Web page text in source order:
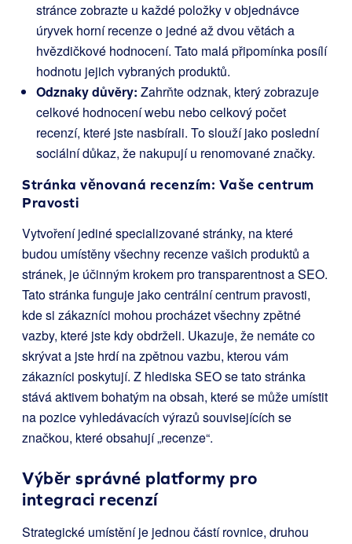
stránce zobrazte u každé položky v objednávce
úryvek horní recenze o jedné až dvou větách a
hvězdičkové hodnocení. Tato malá připomínka posílí
hodnotu jejich vybraných produktů.
Odznaky důvěry: Zahrňte odznak, který zobrazuje
celkové hodnocení webu nebo celkový počet
recenzí, které jste nasbírali. To slouží jako poslední
sociální důkaz, že nakupují u renomované značky.
Stránka věnovaná recenzím: Vaše centrum
Pravosti
Vytvoření jediné specializované stránky, na které
budou umístěny všechny recenze vašich produktů a
stránek, je účinným krokem pro transparentnost a SEO.
Tato stránka funguje jako centrální centrum pravosti,
kde si zákazníci mohou procházet všechny zpětné
vazby, které jste kdy obdrželi. Ukazuje, že nemáte co
skrývat a jste hrdí na zpětnou vazbu, kterou vám
zákazníci poskytují. Z hlediska SEO se tato stránka
stává aktivem bohatým na obsah, které se může umístit
na pozice vyhledávacích výrazů souvisejících se
značkou, které obsahují „recenze“.
Výběr správné platformy pro
integraci recenzí
Strategické umístění je jednou částí rovnice, druhou